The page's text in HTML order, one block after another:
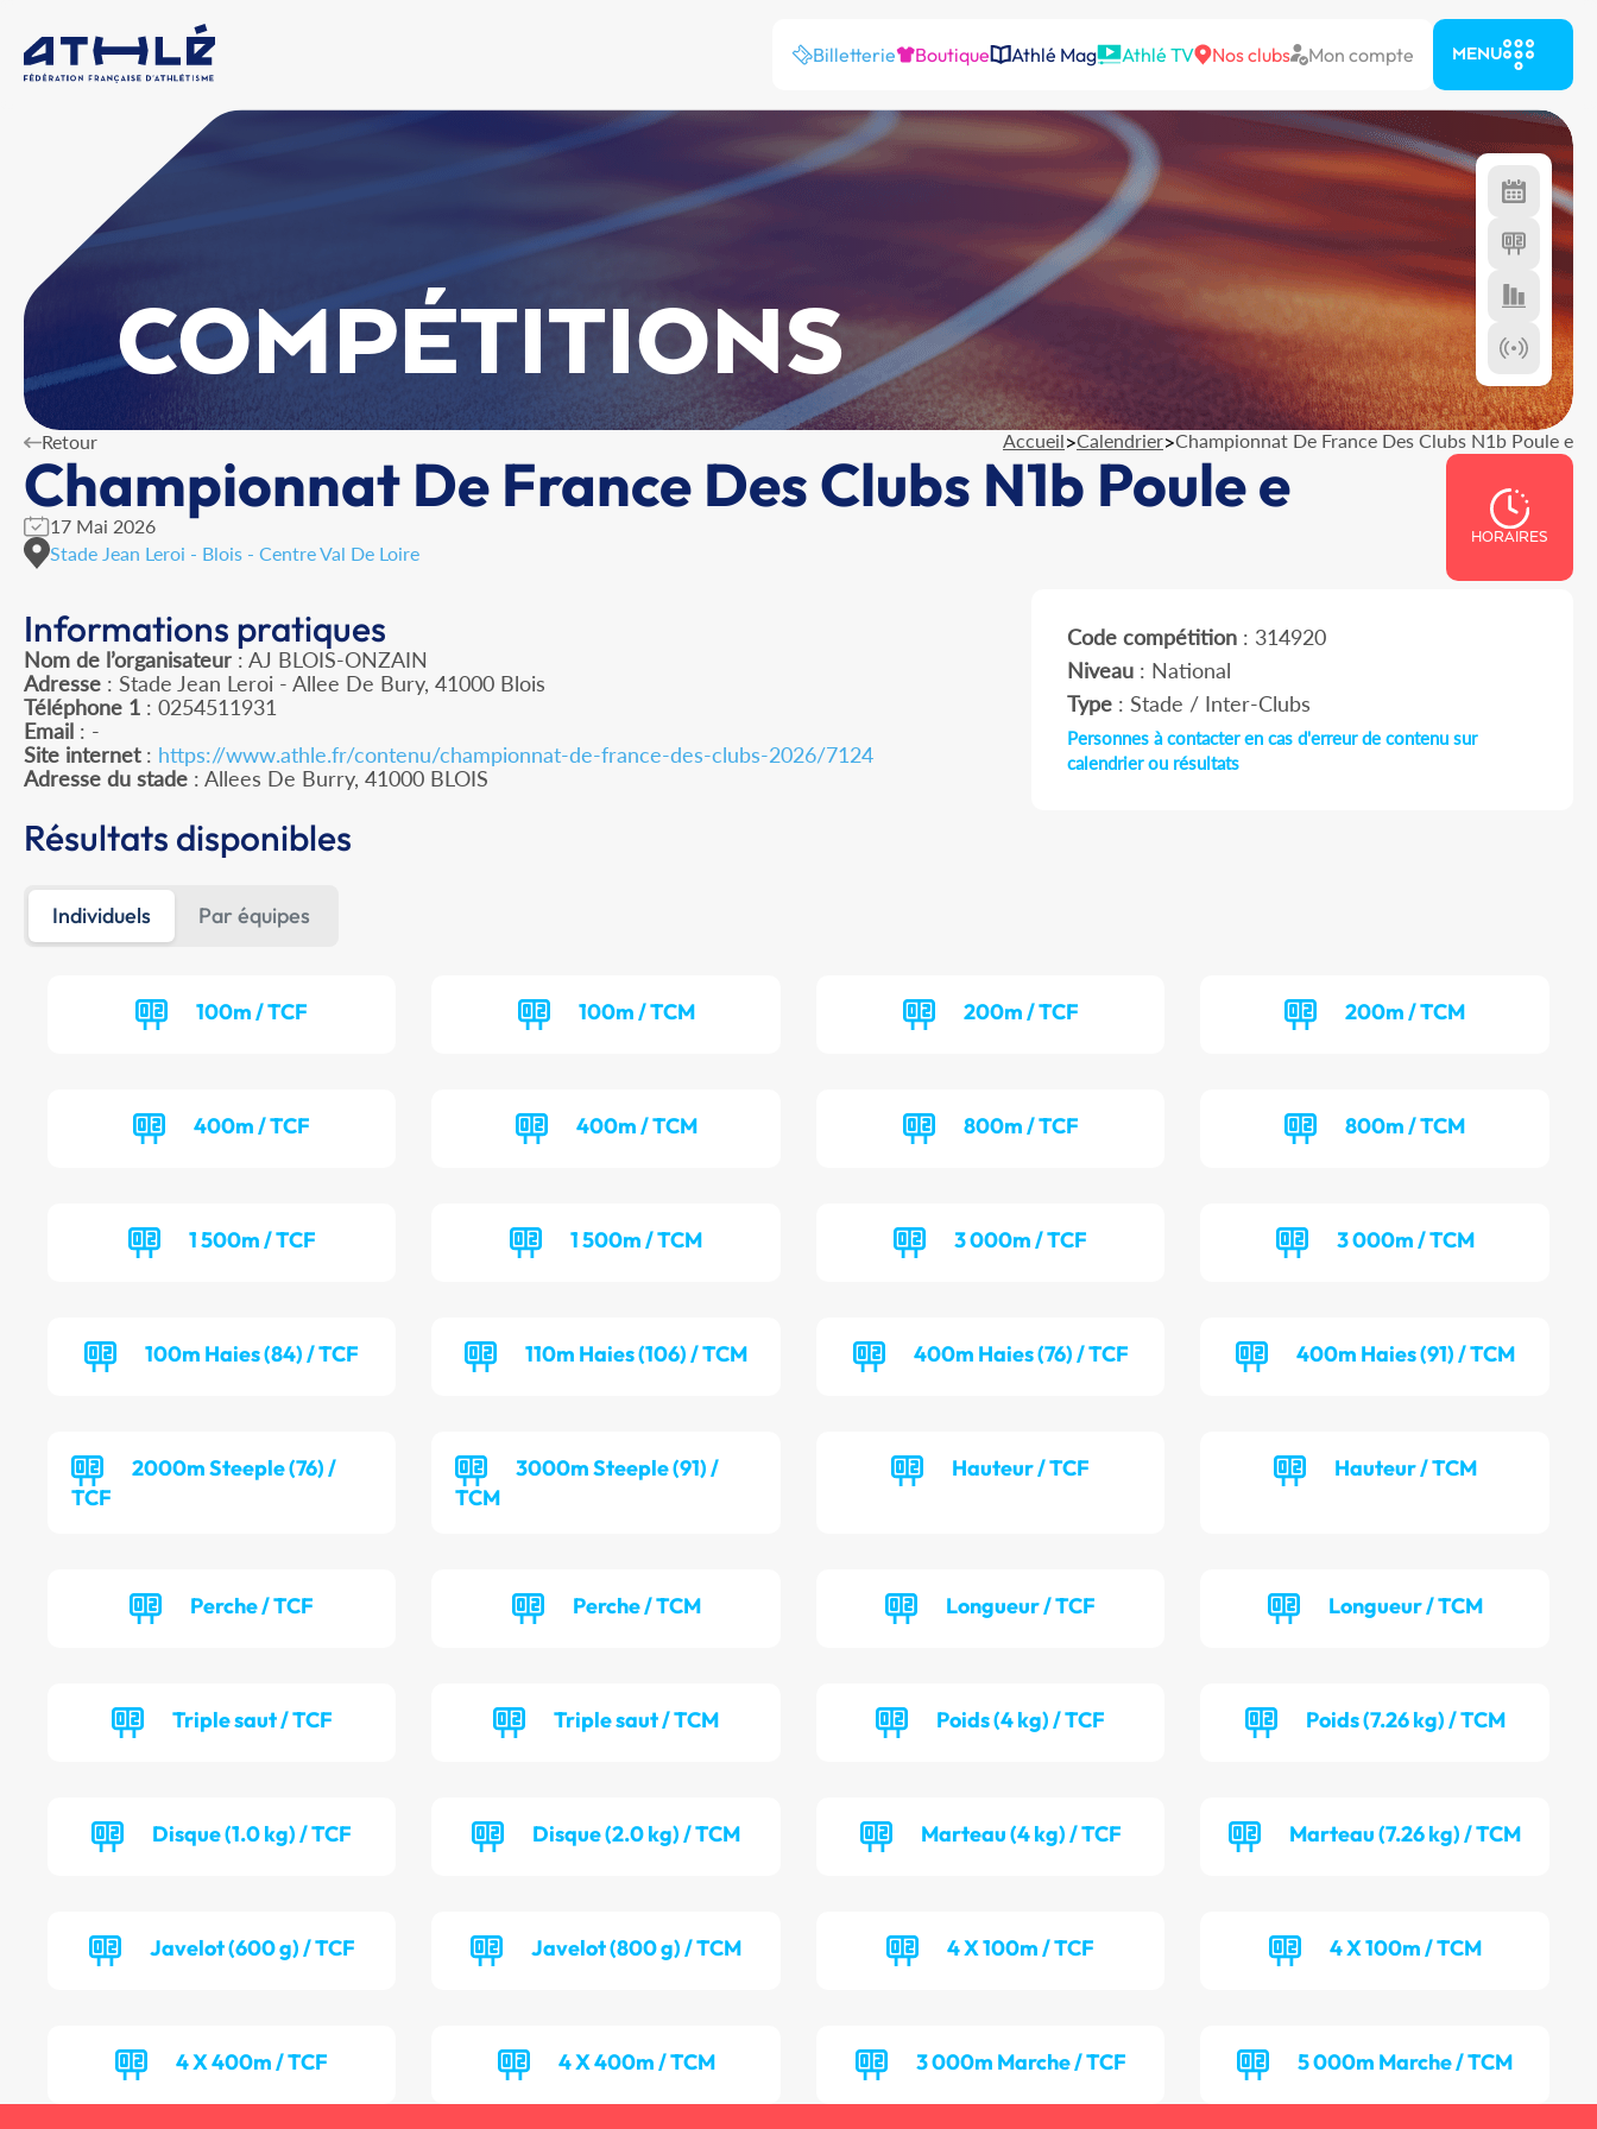
Billetterie Boutique Athlé Mag Athlé TV Nos clubs Mon compte MENU
COMPÉTITIONS
Retour Accueil>Calendrier>Championnat De France Des Clubs N1b Poule e
Championnat De France Des Clubs N1b Poule e
17 Mai 2026
Stade Jean Leroi - Blois - Centre Val De Loire
HORAIRES
Informations pratiques
Nom de l’organisateur : AJ BLOIS-ONZAIN
Adresse : Stade Jean Leroi - Allee De Bury, 41000 Blois
Téléphone 1 : 0254511931
Email : -
Site internet: https://www.athle.fr/contenu/championnat-de-france-des-clubs-2026/7124
Adresse du stade : Allees De Burry, 41000 BLOIS
Code compétition: 314920
Niveau: National
Type: Stade / Inter-Clubs
Personnes à contacter en cas d'erreur de contenu sur
calendrier ou résultats
Résultats disponibles
Individuels Par équipes
100m / TCF 100m / TCM 200m / TCF 200m / TCM
400m / TCF 400m / TCM 800m / TCF 800m / TCM
1 500m / TCF 1 500m / TCM 3 000m / TCF 3 000m / TCM
100m Haies (84) / TCF 110m Haies (106) / TCM 400m Haies (76) / TCF 400m Haies (91) / TCM
2000m Steeple (76) /
TCF
3000m Steeple (91) /
TCM
Hauteur / TCF Hauteur / TCM
Perche / TCF Perche / TCM Longueur / TCF Longueur / TCM
Triple saut / TCF Triple saut / TCM Poids (4 kg) / TCF Poids (7.26 kg) / TCM
Disque (1.0 kg) / TCF Disque (2.0 kg) / TCM Marteau (4 kg) / TCF Marteau (7.26 kg) / TCM
Javelot (600 g) / TCF Javelot (800 g) / TCM 4 X 100m / TCF 4 X 100m / TCM
4 X 400m / TCF 4 X 400m / TCM 3 000m Marche / TCF 5 000m Marche / TCM